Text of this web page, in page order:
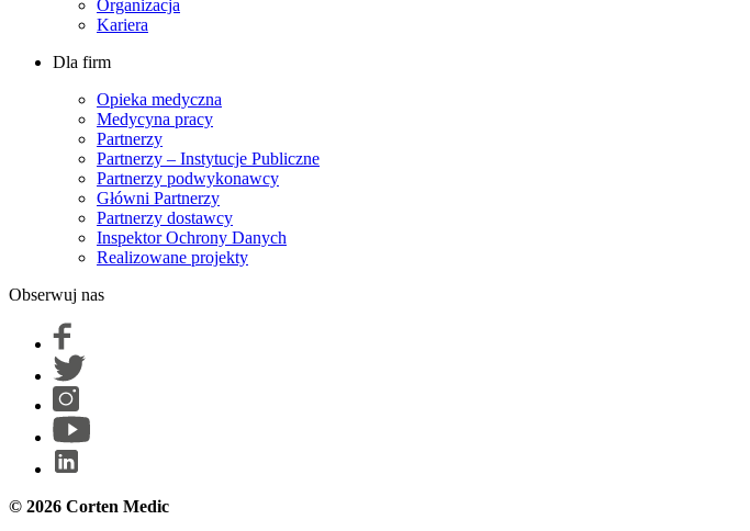
Organizacja
Kariera
Dla firm
Opieka medyczna
Medycyna pracy
Partnerzy
Partnerzy – Instytucje Publiczne
Partnerzy podwykonawcy
Główni Partnerzy
Partnerzy dostawcy
Inspektor Ochrony Danych
Realizowane projekty
Obserwuj nas
© 2026 Corten Medic